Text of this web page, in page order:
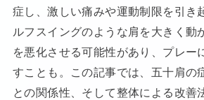
症し、激しい痛みや運動制限を引き
ルフスイングのような肩を大きく動
を悪化させる可能性があり、プレー
すことも。この記事では、五十肩の
との関係性、そして整体による改善